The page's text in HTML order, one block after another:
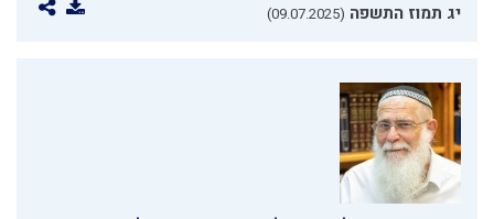
יג תמוז התשפה (09.07.2025)